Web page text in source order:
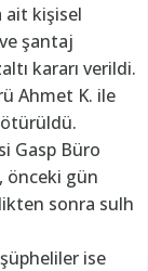
ait kişisel
şantaj
kararı verildi.
Ahmet K. ile
Gasp Büro
önceki gün
sonra sulh
ise